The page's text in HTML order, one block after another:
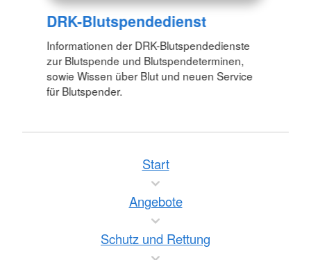
DRK-Blutspendedienst
Informationen der DRK-Blutspendedienste
zur Blutspende und Blutspendeterminen,
sowie Wissen über Blut und neuen Service
für Blutspender.
Start
Angebote
Schutz und Rettung